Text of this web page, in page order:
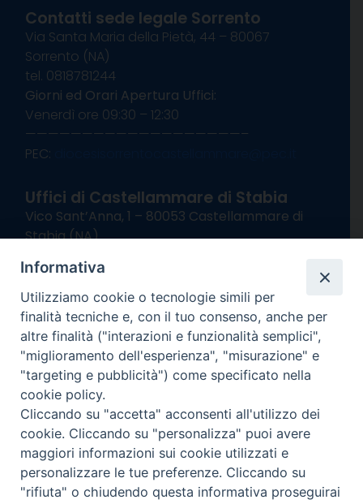
Contatti sede legale Sorrento
Via Santa Maria della Pietà, 44 – 80067
Sorrento (NA)
tel. 0818781244
Giorni ed Orari Apertura Uffici:
Venerdì ore 09:30 – 12:30
———————————————————–
PEC:
Uffici di Castellammare di Stabia
Vico Sant’Anna, 1 – 80053 Castellammare di
Stabia (NA)
Giorni ed Orari Apertura Uffici:
Lunedì e Mercoledì ore 09:00 – 13:00
Uffici Matrimoni:
Lunedì e Mercoledì ore 09:30 – 12:30
seguici su
Channel
Informativa Privacy
COPYRIGHT © 2013-2025
Informativa
Utilizziamo cookie o tecnologie simili per
finalità tecniche e, con il tuo consenso, anche per
altre finalità ("interazioni e funzionalità semplici",
"miglioramento dell'esperienza", "misurazione" e
"targeting e pubblicità") come specificato nella
cookie policy.
Cliccando su "accetta" acconsenti all'utilizzo dei
cookie. Cliccando su "personalizza" puoi avere
maggiori informazioni sui cookie utilizzati e
personalizzare le tue preferenze. Cliccando su
"rifiuta" o chiudendo questa informativa proseguirai